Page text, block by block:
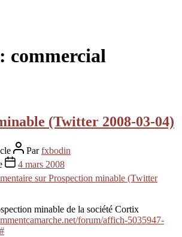
commercial
(Twitter 2008-03-04)
Parfxbodin
4 mars 2008
sur Prospection minable (Twitter
minable de la société Cortix
forum/affich-5035947-
#